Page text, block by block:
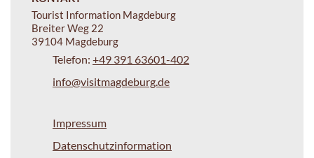
Tourist Information Magdeburg
Breiter Weg 22
39104 Magdeburg
Telefon: +49 391 63601-402
info@visitmagdeburg.de
Impressum
Datenschutzinformation